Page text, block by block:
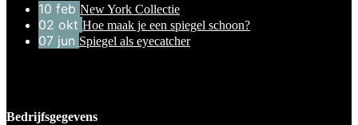
10 feb New York Collectie
02 okt Hoe maak je een spiegel schoon?
07 jun Spiegel als eyecatcher
Bedrijfsgegevens